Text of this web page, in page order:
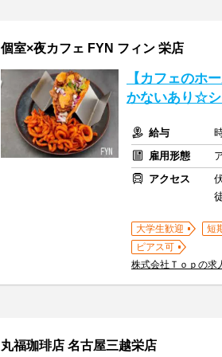
個室×夜カフェ FYN フィン 栄店
【カフェのホ
かないあり☆
給与
雇用形態
アクセス
大学生歓迎 短
ピアス可
株式会社Ｔｏｐの求
丸福珈琲店 名古屋三越栄店